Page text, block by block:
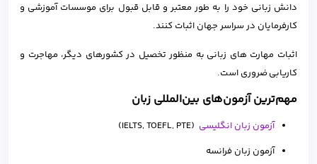
دانش زبانی خود را به طور معتبر و قابل قبول برای موسسات آموزشی و
کارفرمایان در سراسر جهان اثبات کنند.
اثبات مهارت های زبانی به منظور تخصیل در کشورهای دیگر، مهاجرت و
کاریابی ضروری است.
مهم‌ترین آزمون‌های بین‌المللی زبان
آزمون زبان انگلیسی (IELTS, TOEFL, PTE)
آزمون زبان فرانسه